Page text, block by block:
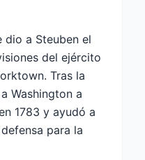
dio a Steuben el
del ejército
Tras la
Washington a
1783 y ayudó a
para la